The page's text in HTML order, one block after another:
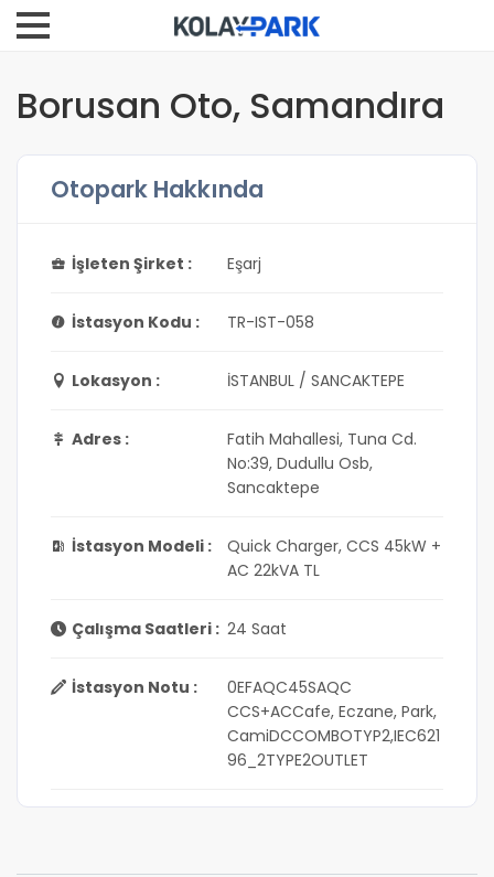
Borusan Oto, Samandıra
Otopark Hakkında
İşleten Şirket : Eşarj
İstasyon Kodu : TR-IST-058
Lokasyon : İSTANBUL / SANCAKTEPE
Adres :
Fatih Mahallesi, Tuna Cd.
No:39, Dudullu Osb,
Sancaktepe
İstasyon Modeli :
Quick Charger, CCS 45kW +
AC 22kVA TL
Çalışma Saatleri : 24 Saat
İstasyon Notu :
0EFAQC45SAQC
CCS+ACCafe, Eczane, Park,
CamiDCCOMBOTYP2,IEC621
96_2TYPE2OUTLET